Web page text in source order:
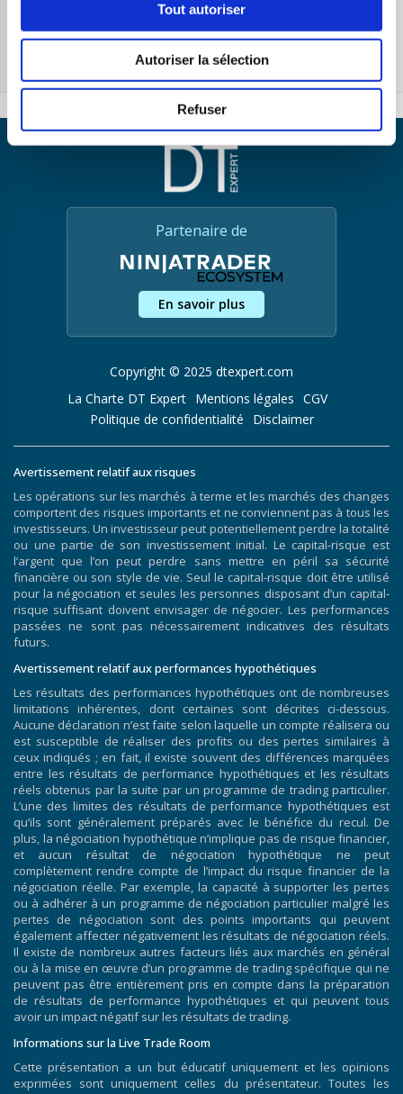
Tout autoriser
Autoriser la sélection
Refuser
résistance et de
quelques lignes
La théorie des
vagues d’Elliott
en quelques
lignes …
Partenaire de
En savoir plus
Copyright © 2025 dtexpert.com
La Charte DT Expert
Mentions légales CGV
Politique de confidentialité
Disclaimer
Avertissement relatif aux risques
Les opérations sur les marchés à terme et les marchés des changes
comportent des risques importants et ne conviennent pas à tous les
investisseurs. Un investisseur peut potentiellement perdre la totalité
ou une partie de son investissement initial. Le capital-risque est
l’argent que l’on peut perdre sans mettre en péril sa sécurité
financière ou son style de vie. Seul le capital-risque doit être utilisé
pour la négociation et seules les personnes disposant d’un capital-
risque suffisant doivent envisager de négocier. Les performances
passées ne sont pas nécessairement indicatives des résultats
futurs.
Avertissement relatif aux performances hypothétiques
Les résultats des performances hypothétiques ont de nombreuses
limitations inhérentes, dont certaines sont décrites ci-dessous.
Aucune déclaration n’est faite selon laquelle un compte réalisera ou
est susceptible de réaliser des profits ou des pertes similaires à
ceux indiqués ; en fait, il existe souvent des différences marquées
entre les résultats de performance hypothétiques et les résultats
réels obtenus par la suite par un programme de trading particulier.
L’une des limites des résultats de performance hypothétiques est
qu’ils sont généralement préparés avec le bénéfice du recul. De
plus, la négociation hypothétique n’implique pas de risque financier,
et aucun résultat de négociation hypothétique ne peut
complètement rendre compte de l’impact du risque financier de la
négociation réelle. Par exemple, la capacité à supporter les pertes
ou à adhérer à un programme de négociation particulier malgré les
pertes de négociation sont des points importants qui peuvent
également affecter négativement les résultats de négociation réels.
Il existe de nombreux autres facteurs liés aux marchés en général
ou à la mise en œuvre d’un programme de trading spécifique qui ne
peuvent pas être entièrement pris en compte dans la préparation
de résultats de performance hypothétiques et qui peuvent tous
avoir un impact négatif sur les résultats de trading.
Informations sur la Live Trade Room
Cette présentation a un but éducatif uniquement et les opinions
exprimées sont uniquement celles du présentateur. Toutes les